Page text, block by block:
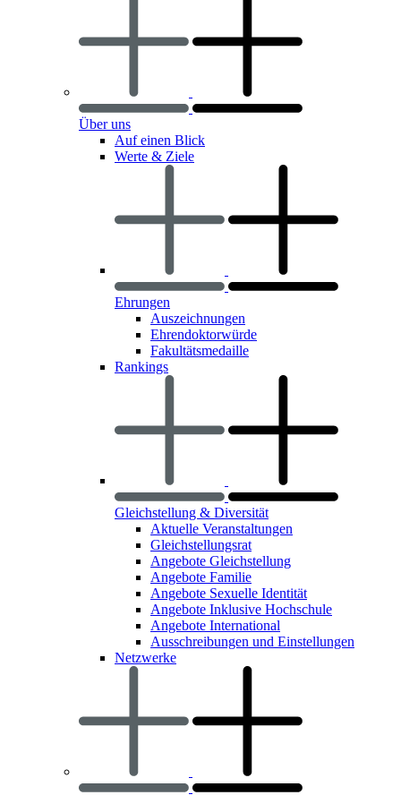
Über uns
Auf einen Blick
Werte & Ziele
Ehrungen
Auszeichnungen
Ehrendoktorwürde
Fakultätsmedaille
Rankings
Gleichstellung & Diversität
Aktuelle Veranstaltungen
Gleichstellungsrat
Angebote Gleichstellung
Angebote Familie
Angebote Sexuelle Identität
Angebote Inklusive Hochschule
Angebote International
Ausschreibungen und Einstellungen
Netzwerke